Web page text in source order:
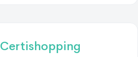
Certishopping